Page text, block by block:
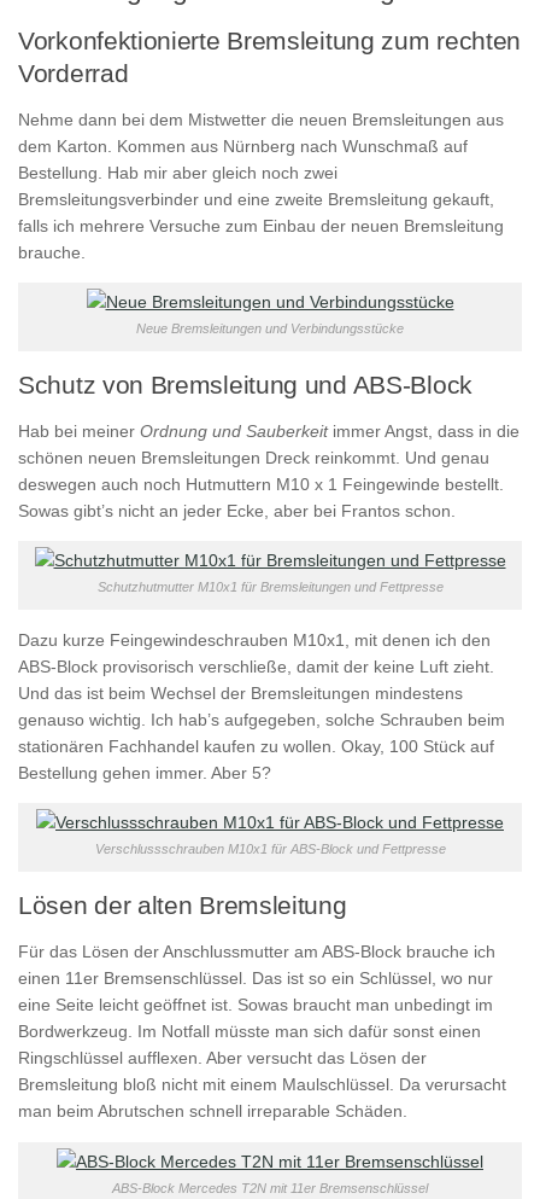
Vorkonfektionierte Bremsleitung zum rechten
Vorderrad
Nehme dann bei dem Mistwetter die neuen Bremsleitungen aus
dem Karton. Kommen aus Nürnberg nach Wunschmaß auf
Bestellung. Hab mir aber gleich noch zwei
Bremsleitungsverbinder und eine zweite Bremsleitung gekauft,
falls ich mehrere Versuche zum Einbau der neuen Bremsleitung
brauche.
Neue Bremsleitungen und Verbindungsstücke
Schutz von Bremsleitung und ABS-Block
Hab bei meiner Ordnung und Sauberkeitimmer Angst, dass in die
schönen neuen Bremsleitungen Dreck reinkommt. Und genau
deswegen auch noch Hutmuttern M10 x 1 Feingewinde bestellt.
Sowas gibt’s nicht an jeder Ecke, aber bei Frantos schon.
Schutzhutmutter M10x1 für Bremsleitungen und Fettpresse
Dazu kurze Feingewindeschrauben M10x1, mit denen ich den
ABS-Block provisorisch verschließe, damit der keine Luft zieht.
Und das ist beim Wechsel der Bremsleitungen mindestens
genauso wichtig. Ich hab’s aufgegeben, solche Schrauben beim
stationären Fachhandel kaufen zu wollen. Okay, 100 Stück auf
Bestellung gehen immer. Aber 5?
Verschlussschrauben M10x1 für ABS-Block und Fettpresse
Lösen der alten Bremsleitung
Für das Lösen der Anschlussmutter am ABS-Block brauche ich
einen 11er Bremsenschlüssel. Das ist so ein Schlüssel, wo nur
eine Seite leicht geöffnet ist. Sowas braucht man unbedingt im
Bordwerkzeug. Im Notfall müsste man sich dafür sonst einen
Ringschlüssel aufflexen. Aber versucht das Lösen der
Bremsleitung bloß nicht mit einem Maulschlüssel. Da verursacht
man beim Abrutschen schnell irreparable Schäden.
ABS-Block Mercedes T2N mit 11er Bremsenschlüssel